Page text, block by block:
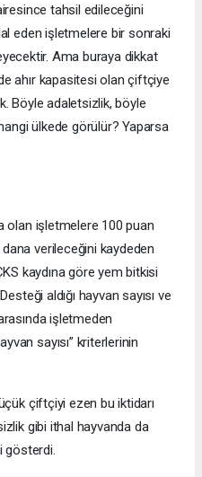
tahsil edileceğini
eden işletmelere bir sonraki
Ama buraya dikkat
ahır kapasitesi olan çiftçiye
Böyle adaletsizlik, böyle
ülkede görülür? Yaparsa
olan işletmelere 100 puan
verileceğini kaydeden
kaydına göre yem bitkisi
aldığı hayvan sayısı ve
işletmeden
sayısı” kriterlerinin
çiftçiyi ezen bu iktidarı
gibi ithal hayvanda da
gösterdi.